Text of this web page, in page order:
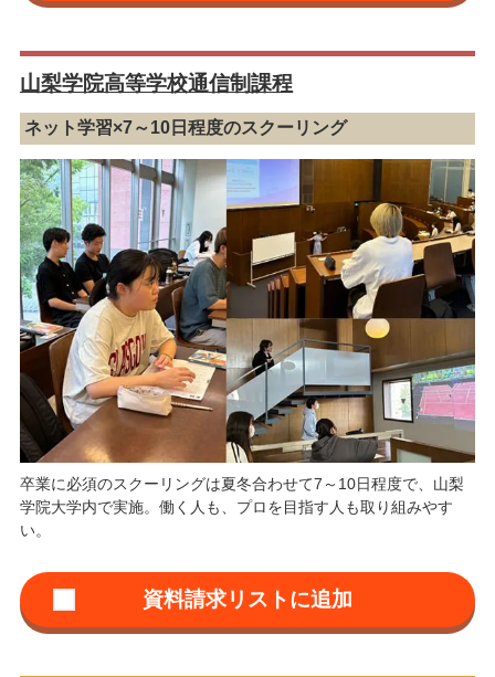
山梨学院高等学校通信制課程
ネット学習×7～10日程度のスクーリング
卒業に必須のスクーリングは夏冬合わせて7～10日程度で、山梨
学院大学内で実施。働く人も、プロを目指す人も取り組みやす
い。